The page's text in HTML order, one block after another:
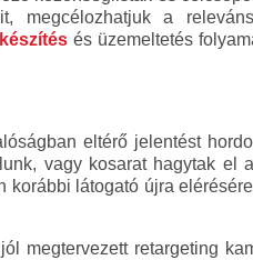
megcélozhatjuk a
és üzemeltetés
eltérő jelentést
vagy kosarat hagytak el
látogató újra
megtervezett retargeting